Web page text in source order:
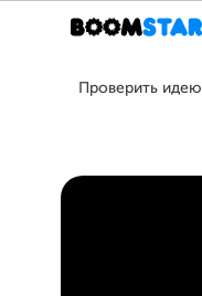
Проверить идею